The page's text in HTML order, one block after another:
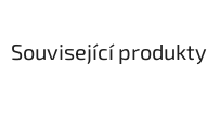
Související produkty